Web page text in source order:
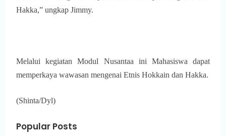
Hakka,” ungkap Jimmy.
Melalui kegiatan Modul Nusantaa ini Mahasiswa dapat
memperkaya wawasan mengenai Etnis Hokkain dan Hakka.
(Shinta/Dyl)
Popular Posts